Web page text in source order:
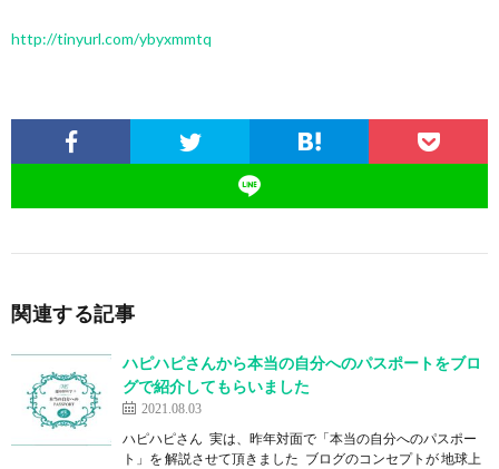
http://tinyurl.com/ybyxmmtq
関連する記事
ハピハピさんから本当の自分へのパスポートをブロ
グで紹介してもらいました
2021.08.03
ハピハピさん 実は、昨年対面で「本当の自分へのパスポー
ト」を 解説させて頂きました ブログのコンセプトが 地球上